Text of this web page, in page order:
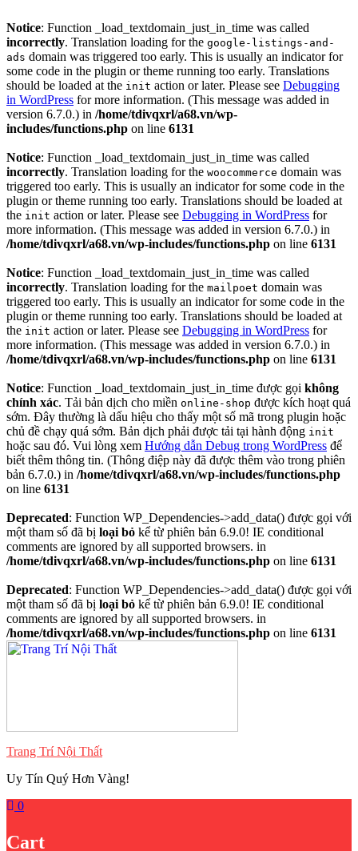
Notice: Function _load_textdomain_just_in_time was called
incorrectly. Translation loading for the google-listings-and-
ads domain was triggered too early. This is usually an indicator for
some code in the plugin or theme running too early. Translations
should be loaded at the init action or later. Please see Debugging
in WordPress for more information. (This message was added in
version 6.7.0.) in /home/tdivqxrl/a68.vn/wp-
includes/functions.php on line 6131
Notice: Function _load_textdomain_just_in_time was called
incorrectly. Translation loading for the woocommerce domain was
triggered too early. This is usually an indicator for some code in the
plugin or theme running too early. Translations should be loaded at
the init action or later. Please see Debugging in WordPress for
more information. (This message was added in version 6.7.0.) in
/home/tdivqxrl/a68.vn/wp-includes/functions.php on line 6131
Notice: Function _load_textdomain_just_in_time was called
incorrectly. Translation loading for the mailpoet domain was
triggered too early. This is usually an indicator for some code in the
plugin or theme running too early. Translations should be loaded at
the init action or later. Please see Debugging in WordPress for
more information. (This message was added in version 6.7.0.) in
/home/tdivqxrl/a68.vn/wp-includes/functions.php on line 6131
Notice: Function _load_textdomain_just_in_time được gọi không
chính xác. Tải bản dịch cho miền online-shop được kích hoạt quá
sớm. Đây thường là dấu hiệu cho thấy một số mã trong plugin hoặc
chủ đề chạy quá sớm. Bản dịch phải được tải tại hành động init
hoặc sau đó. Vui lòng xem Hướng dẫn Debug trong WordPress để
biết thêm thông tin. (Thông điệp này đã được thêm vào trong phiên
bản 6.7.0.) in /home/tdivqxrl/a68.vn/wp-includes/functions.php
on line 6131
Deprecated: Function WP_Dependencies->add_data() được gọi với
một tham số đã bị loại bỏ kể từ phiên bản 6.9.0! IE conditional
comments are ignored by all supported browsers. in
/home/tdivqxrl/a68.vn/wp-includes/functions.php on line 6131
Deprecated: Function WP_Dependencies->add_data() được gọi với
một tham số đã bị loại bỏ kể từ phiên bản 6.9.0! IE conditional
comments are ignored by all supported browsers. in
/home/tdivqxrl/a68.vn/wp-includes/functions.php on line 6131
Skip
Trang Trí Nội Thất
Uy Tín Quý Hơn Vàng!
0
Cart